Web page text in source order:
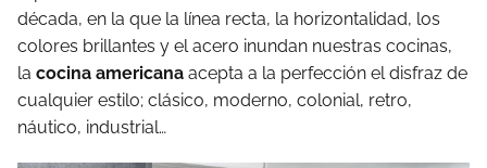
década, en la que la línea recta, la horizontalidad, los
colores brillantes y el acero inundan nuestras cocinas,
la cocina americana acepta a la perfección el disfraz de
cualquier estilo; clásico, moderno, colonial, retro,
náutico, industrial…